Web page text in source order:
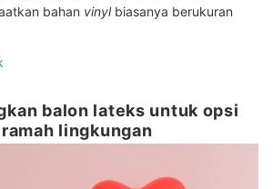
bahan vinylbiasanya berukuran
balon lateks untuk opsi
lingkungan